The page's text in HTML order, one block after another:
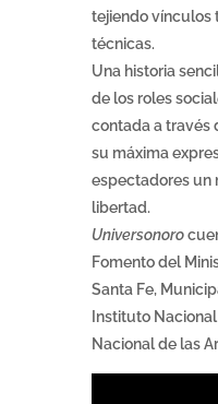
tejiendo vínculos
técnicas.
Una historia
de los roles
contada a través
su máxima
espectadores un
libertad.
Universonoro
Fomento del
Santa Fe,
Instituto
Nacional de las